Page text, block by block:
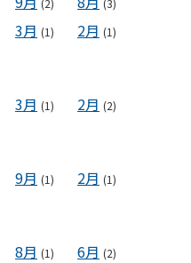
(2) (3)
3月 (1) 2月 (1)
3月 (1) 2月 (2)
9月 (1) 2月 (1)
8月 (1) 6月 (2)